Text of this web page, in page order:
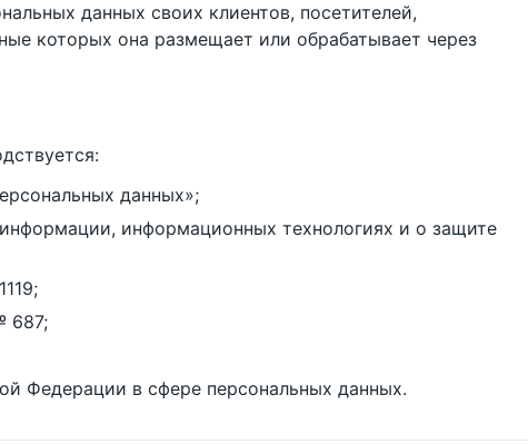
данных своих клиентов, посетителей,
которых она размещает или обрабатывает через
данных»;
информационных технологиях и о защите
687;
Федерации в сфере персональных данных.